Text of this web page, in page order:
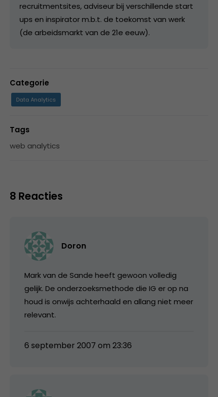
recruitmentsites, adviseur bij verschillende start
ups en inspirator m.b.t. de toekomst van werk
(de arbeidsmarkt van de 21e eeuw).
Categorie
Data Analytics
Tags
web analytics
8 Reacties
Doron
Mark van de Sande heeft gewoon volledig
gelijk. De onderzoeksmethode die IG er op na
houd is onwijs achterhaald en allang niet meer
relevant.
6 september 2007 om 23:36